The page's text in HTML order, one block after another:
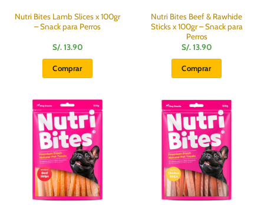
Nutri Bites Lamb Slices x 100gr
– Snack para Perros
S/.13.90
Comprar
Nutri Bites Beef & Rawhide
Sticks x 100gr – Snack para
Perros
S/.13.90
Comprar